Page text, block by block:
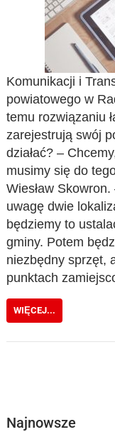
Komunikacji i
powiatowego w
temu rozwiązaniu
zarejestrują swój
działać? –
musimy się do
Wiesław
uwagę dwie
będziemy to
gminy. Potem
niezbędny sprzęt,
punktach
WIĘCEJ...
Najnowsze